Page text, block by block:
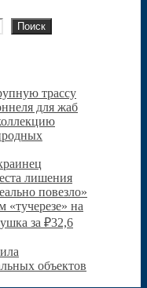
Поиск
трассу
для жаб
лишения
повезло»
«тучерезе» на
за ₽32,6
объектов